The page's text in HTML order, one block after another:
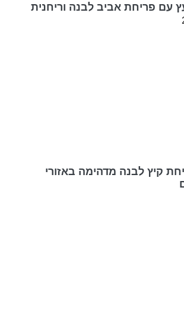
עם פריחת אביב לבנה וריחנית
קיץ לבנה מדהימה באזורי